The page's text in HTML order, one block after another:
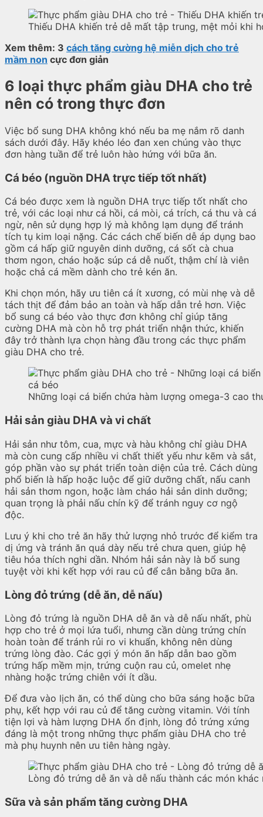
Thiếu DHA khiến trẻ dễ mất tập trung, mệt mỏi khi
Xem thêm: 3 cách tăng cường hệ miễn dịch cho trẻ
mầm non cực đơn giản
6 loại thực phẩm giàu DHA cho trẻ
nên có trong thực đơn
Việc bổ sung DHA không khó nếu ba mẹ nắm rõ danh
sách dưới đây. Hãy khéo léo đan xen chúng vào thực
đơn hàng tuần để trẻ luôn hào hứng với bữa ăn.
Cá béo (nguồn DHA trực tiếp tốt nhất)
Cá béo được xem là nguồn DHA trực tiếp tốt nhất cho
trẻ, với các loại như cá hồi, cá mòi, cá trích, cá thu và cá
ngừ, nên sử dụng hợp lý mà không lạm dụng để tránh
tích tụ kim loại nặng. Các cách chế biến dễ áp dụng bao
gồm cá hấp giữ nguyên dinh dưỡng, cá sốt cà chua
thơm ngon, cháo hoặc súp cá dễ nuốt, thậm chí là viên
hoặc chả cá mềm dành cho trẻ kén ăn.
Khi chọn món, hãy ưu tiên cá ít xương, có mùi nhẹ và dễ
tách thịt để đảm bảo an toàn và hấp dẫn trẻ hơn. Việc
bổ sung cá béo vào thực đơn không chỉ giúp tăng
cường DHA mà còn hỗ trợ phát triển nhận thức, khiến
đây trở thành lựa chọn hàng đầu trong các thực phẩm
giàu DHA cho trẻ.
Những loại cá biển chứa hàm lượng omega-3 cao
Hải sản giàu DHA và vi chất
Hải sản như tôm, cua, mực và hàu không chỉ giàu DHA
mà còn cung cấp nhiều vi chất thiết yếu như kẽm và sắt,
góp phần vào sự phát triển toàn diện của trẻ. Cách dùng
phổ biến là hấp hoặc luộc để giữ dưỡng chất, nấu canh
hải sản thơm ngon, hoặc làm cháo hải sản dinh dưỡng;
quan trọng là phải nấu chín kỹ để tránh nguy cơ ngộ
độc.
Lưu ý khi cho trẻ ăn hãy thử lượng nhỏ trước để kiểm tra
dị ứng và tránh ăn quá dày nếu trẻ chưa quen, giúp hệ
tiêu hóa thích nghi dần. Nhóm hải sản này là bổ sung
tuyệt vời khi kết hợp với rau củ để cân bằng bữa ăn.
Lòng đỏ trứng (dễ ăn, dễ nấu)
Lòng đỏ trứng là nguồn DHA dễ ăn và dễ nấu nhất, phù
hợp cho trẻ ở mọi lứa tuổi, nhưng cần dùng trứng chín
hoàn toàn để tránh rủi ro vi khuẩn, không nên dùng
trứng lòng đào. Các gợi ý món ăn hấp dẫn bao gồm
trứng hấp mềm mịn, trứng cuộn rau củ, omelet nhẹ
nhàng hoặc trứng chiên với ít dầu.
Để đưa vào lịch ăn, có thể dùng cho bữa sáng hoặc bữa
phụ, kết hợp với rau củ để tăng cường vitamin. Với tính
tiện lợi và hàm lượng DHA ổn định, lòng đỏ trứng xứng
đáng là một trong những thực phẩm giàu DHA cho trẻ
mà phụ huynh nên ưu tiên hàng ngày.
Lòng đỏ trứng dễ ăn và dễ nấu thành các món khác
Sữa và sản phẩm tăng cường DHA